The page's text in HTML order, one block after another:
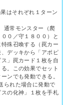
それぞれ１ターン
常モンスター（爬
０／守１８００）と
殊召喚する（罠カー
デッキから「アポピ
」罠カード１枚を自
。この効果でセット
ンでも発動できる。
れた場合に発動で
の化神」１枚を手札